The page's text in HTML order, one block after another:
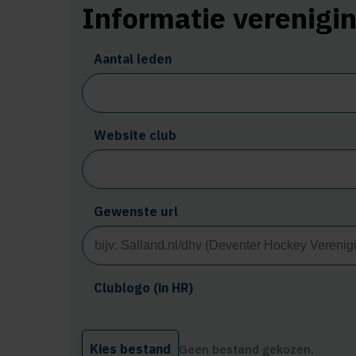
Informatie
Aantal leden
Website club
Gewenste url
Clublogo (in HR)
Kies bestand Geen bestand gekozen.